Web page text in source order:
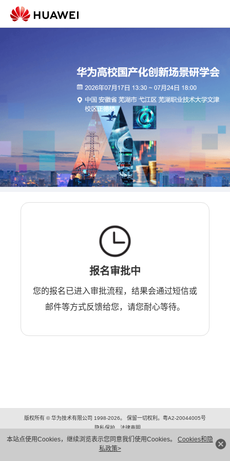
本站点使用Cookies，继续浏览表示您同意我们使用Cookies。 Cookies和隐
私政策>
报名审批中
您的报名已进入审批流程，结果会通过短信或
邮件等方式反馈给您，请您耐心等待。
版权所有 © 华为技术有限公司 1998-2026。 保留一切权利。粤A2-20044005号
隐私保护
法律声明